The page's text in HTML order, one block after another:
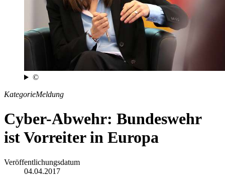
©
KategorieMeldung
Cyber-Abwehr: Bundeswehr
ist Vorreiter in Europa
Veröffentlichungsdatum
04.04.2017